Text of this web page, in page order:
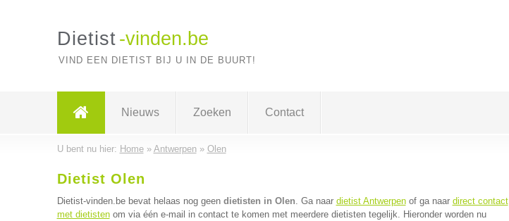
Dietist -vinden.be
VIND EEN DIETIST BIJ U IN DE BUURT!
Nieuws Zoeken Contact
U bent nu hier: Home» Antwerpen» Olen
Dietist Olen
Dietist-vinden.be bevat helaas nog geen dietisten in Olen. Ga naar dietist Antwerpenof ga naar direct contact
met dietistenom via één e-mail in contact te komen met meerdere dietisten tegelijk. Hieronder worden nu